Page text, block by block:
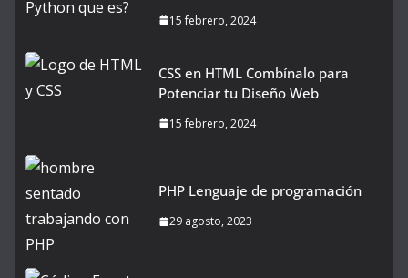
15 febrero, 2024
CSS en HTML Combínalo para
Potenciar tu Diseño Web
15 febrero, 2024
PHP Lenguaje de programación
29 agosto, 2023